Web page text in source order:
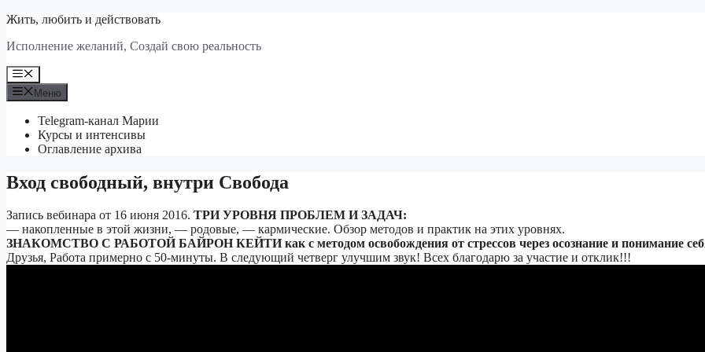
Перейти
содержимому
Жить, любить и действовать
Исполнение желаний, Создай свою реальность
Меню
Меню
Telegram-канал Марии
Курсы и интенсивы
Оглавление архива
Вход свободный, внутри Свобода
Запись вебинара от 16 июня 2016. ТРИ УРОВНЯ ПРОБЛЕМ И ЗАДАЧ:
— накопленные в этой жизни, — родовые, — кармические. Обзор методов и практик на этих уровнях.
ЗНАКОМСТВО С РАБОТОЙ БАЙРОН КЕЙТИ как с методом освобождения от стрессов через осознание и понимание
Друзья, Работа примерно с 50-минуты. В следующий четверг улучшим звук! Всех благодарю за участие и отклик!!!